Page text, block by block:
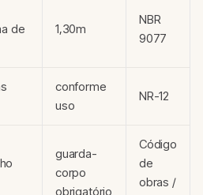
de
1,30m
NBR
9077
conforme
uso
NR-12
guarda-
corpo
obrigatório
Código
de
obras /